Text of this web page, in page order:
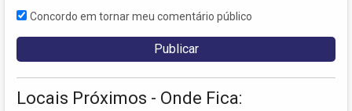
Concordo em tornar meu comentário público
Locais Próximos - Onde Fica: